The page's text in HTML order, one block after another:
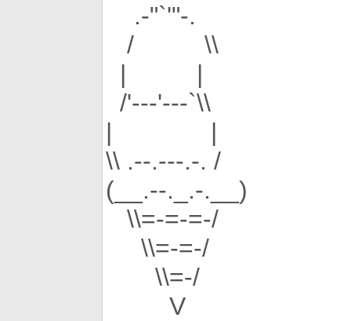
.-"`'"-.
/ \\
| |
/'---'---`\\
| |
\\ .--.---.-. /
(__.--._.-.__)
\\=-=-=-/
\\=-=-/
\\=-/
V